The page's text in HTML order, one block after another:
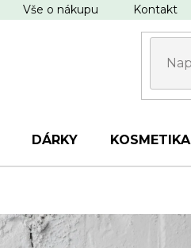
Vše o nákupu Kontakt
DÁRKY KOSMETIKA